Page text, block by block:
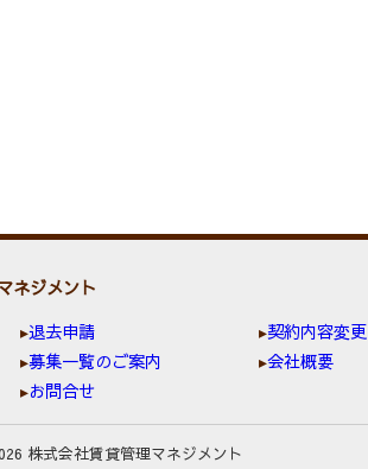
ネジメント
退去申請 契約内容変更
募集一覧のご案内 会社概要
お問合せ
株式会社賃貸管理マネジメント